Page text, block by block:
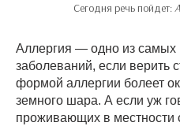
Сегодня речь пойдет:
Аллергия — одно из самых
заболеваний, если верить
формой аллергии болеет
земного шара. А если уж
проживающих в местности